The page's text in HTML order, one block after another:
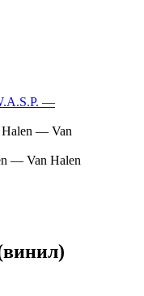
—
Halen — Van
— Van Halen